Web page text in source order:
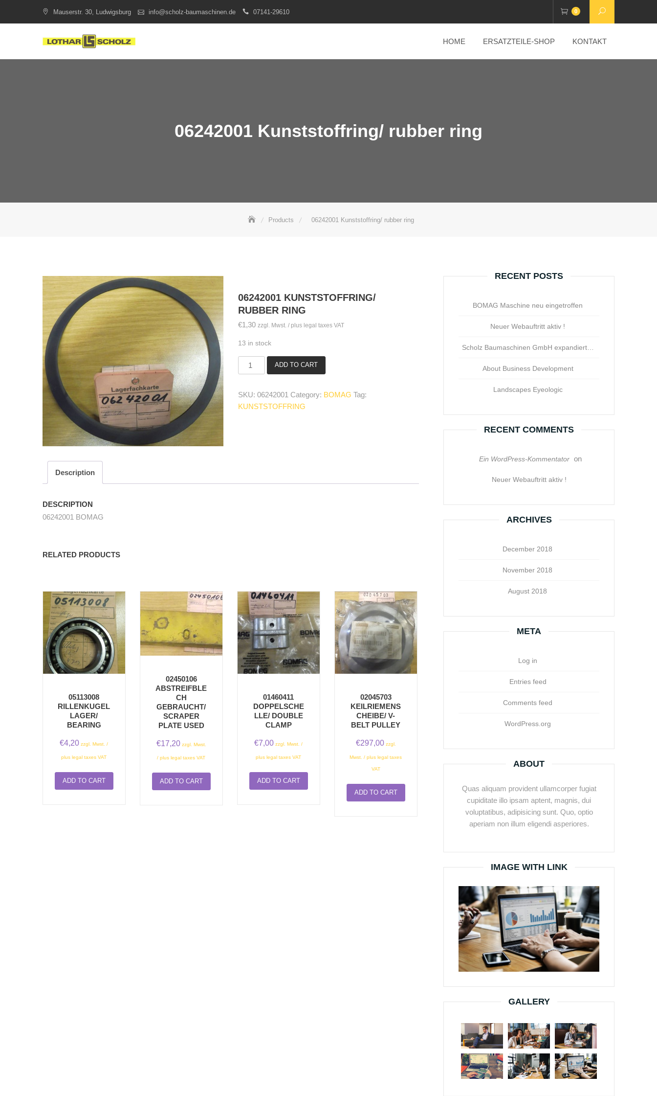
Mauserstr. 30, Ludwigsburg info@scholz-baumaschinen.de 07141-29610 0
HOME ERSATZTEILE-SHOP KONTAKT
06242001 Kunststoffring/ rubber ring
Products 06242001 Kunststoffring/ rubber ring
06242001 KUNSTSTOFFRING/
RUBBER RING
€1,30 zzgl. Mwst. / plus legal taxes VAT
13 in stock
06242001
ring
quantity
ADD TO CART
SKU:06242001 Category: BOMAG Tag:
KUNSTSTOFFRING
Description
DESCRIPTION
06242001 BOMAG
RELATED PRODUCTS
05113008
RILLENKUGEL
LAGER/
BEARING
€4,20 zzgl. Mwst. /
plus legal taxes VAT
ADD TO CART
02450106
ABSTREIFBLE
CH
GEBRAUCHT/
SCRAPER
PLATE USED
€17,20 zzgl. Mwst.
/ plus legal taxes VAT
ADD TO CART
01460411
DOPPELSCHE
LLE/ DOUBLE
CLAMP
€7,00 zzgl. Mwst. /
plus legal taxes VAT
ADD TO CART
02045703
KEILRIEMENS
CHEIBE/ V-
BELT PULLEY
€297,00 zzgl.
Mwst. / plus legal taxes
VAT
ADD TO CART
RECENT POSTS
BOMAG Maschine neu eingetroffen
Neuer Webauftritt aktiv !
Scholz Baumaschinen GmbH expandiert…
About Business Development
Landscapes Eyeologic
RECENT COMMENTS
Ein WordPress-Kommentator on
Neuer Webauftritt aktiv !
ARCHIVES
December 2018
November 2018
August 2018
META
Log in
Entries feed
Comments feed
WordPress.org
ABOUT
Quas aliquam provident ullamcorper fugiat
cupiditate illo ipsam aptent, magnis, dui
voluptatibus, adipisicing sunt. Quo, optio
aperiam non illum eligendi asperiores.
IMAGE WITH LINK
GALLERY